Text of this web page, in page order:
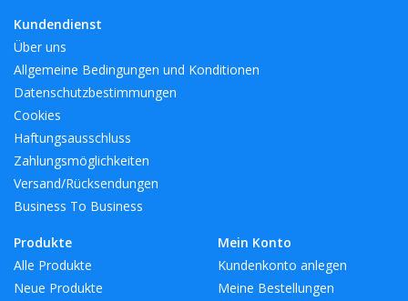
Kundendienst
Über uns
Allgemeine Bedingungen und Konditionen
Datenschutzbestimmungen
Cookies
Haftungsausschluss
Zahlungsmöglichkeiten
Versand/Rücksendungen
Business To Business
Produkte
Alle Produkte
Neue Produkte
Mein Konto
Kundenkonto anlegen
Meine Bestellungen